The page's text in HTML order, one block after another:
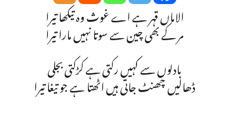
الاماں قہر ہے اے غوث وہ تیکھا تیرا
مر کے بھی چین سے سوتا نہیں مارا تیرا
بادلوں سے کہیں رکتی ہے کڑکتی بجلی
ڈھالیں چھنٹ جاتی ہیں اٹھتا ہے جو تیغا تیرا